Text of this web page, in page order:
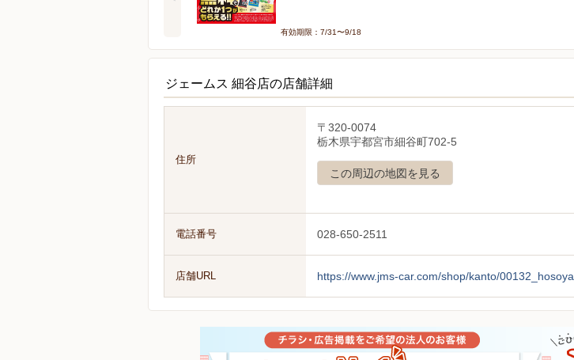
有効期限：7/31〜9/18
ジェームス 細谷店の店舗詳細
住所
〒320-0074
栃木県宇都宮市細谷町702-5
この周辺の地図を見る
電話番号 028-650-2511
店舗URL https://www.jms-car.com/shop/kanto/